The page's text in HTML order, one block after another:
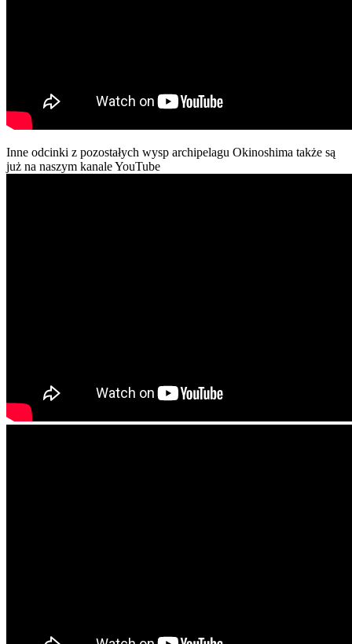
Inne odcinki z pozostałych wysp archipelagu Okinoshima także są
już na naszym kanale YouTube